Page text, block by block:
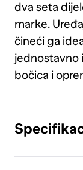
dva seta
marke.
čineći ga
jednostavno
bočica i